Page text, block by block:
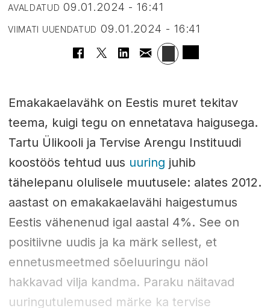
AVALDATUD 09.01.2024 - 16:41
VIIMATI UUENDATUD 09.01.2024 - 16:41
Emakakaelavähk on Eestis muret tekitav
teema, kuigi tegu on ennetatava haigusega.
Tartu Ülikooli ja Tervise Arengu Instituudi
koostöös tehtud uus uuring juhib
tähelepanu olulisele muutusele: alates 2012.
aastast on emakakaelavähi haigestumus
Eestis vähenenud igal aastal 4%. See on
positiivne uudis ja ka märk sellest, et
ennetusmeetmed sõeluuringu näol
hakkavad vilja kandma. Paraku näitavad
uuringutulemused märke ka tervise